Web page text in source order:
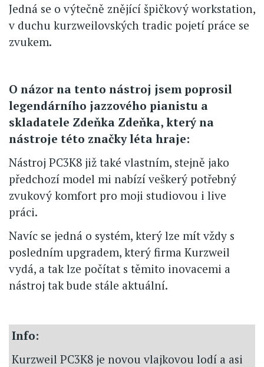
Jedná se o výtečně znějící špičkový workstation,
v duchu kurzweilovských tradic pojetí práce se
zvukem.
O názor na tento nástroj jsem poprosil
legendárního jazzového pianistu a
skladatele Zdeňka Zdeňka, který na
nástroje této značky léta hraje:
Nástroj PC3K8 již také vlastním, stejně jako
předchozí model mi nabízí veškerý potřebný
zvukový komfort pro moji studiovou i live
práci.
Navíc se jedná o systém, který lze mít vždy s
posledním upgradem, který firma Kurzweil
vydá, a tak lze počítat s těmito inovacemi a
nástroj tak bude stále aktuální.
Info:
Kurzweil PC3K8 je novou vlajkovou lodí a asi